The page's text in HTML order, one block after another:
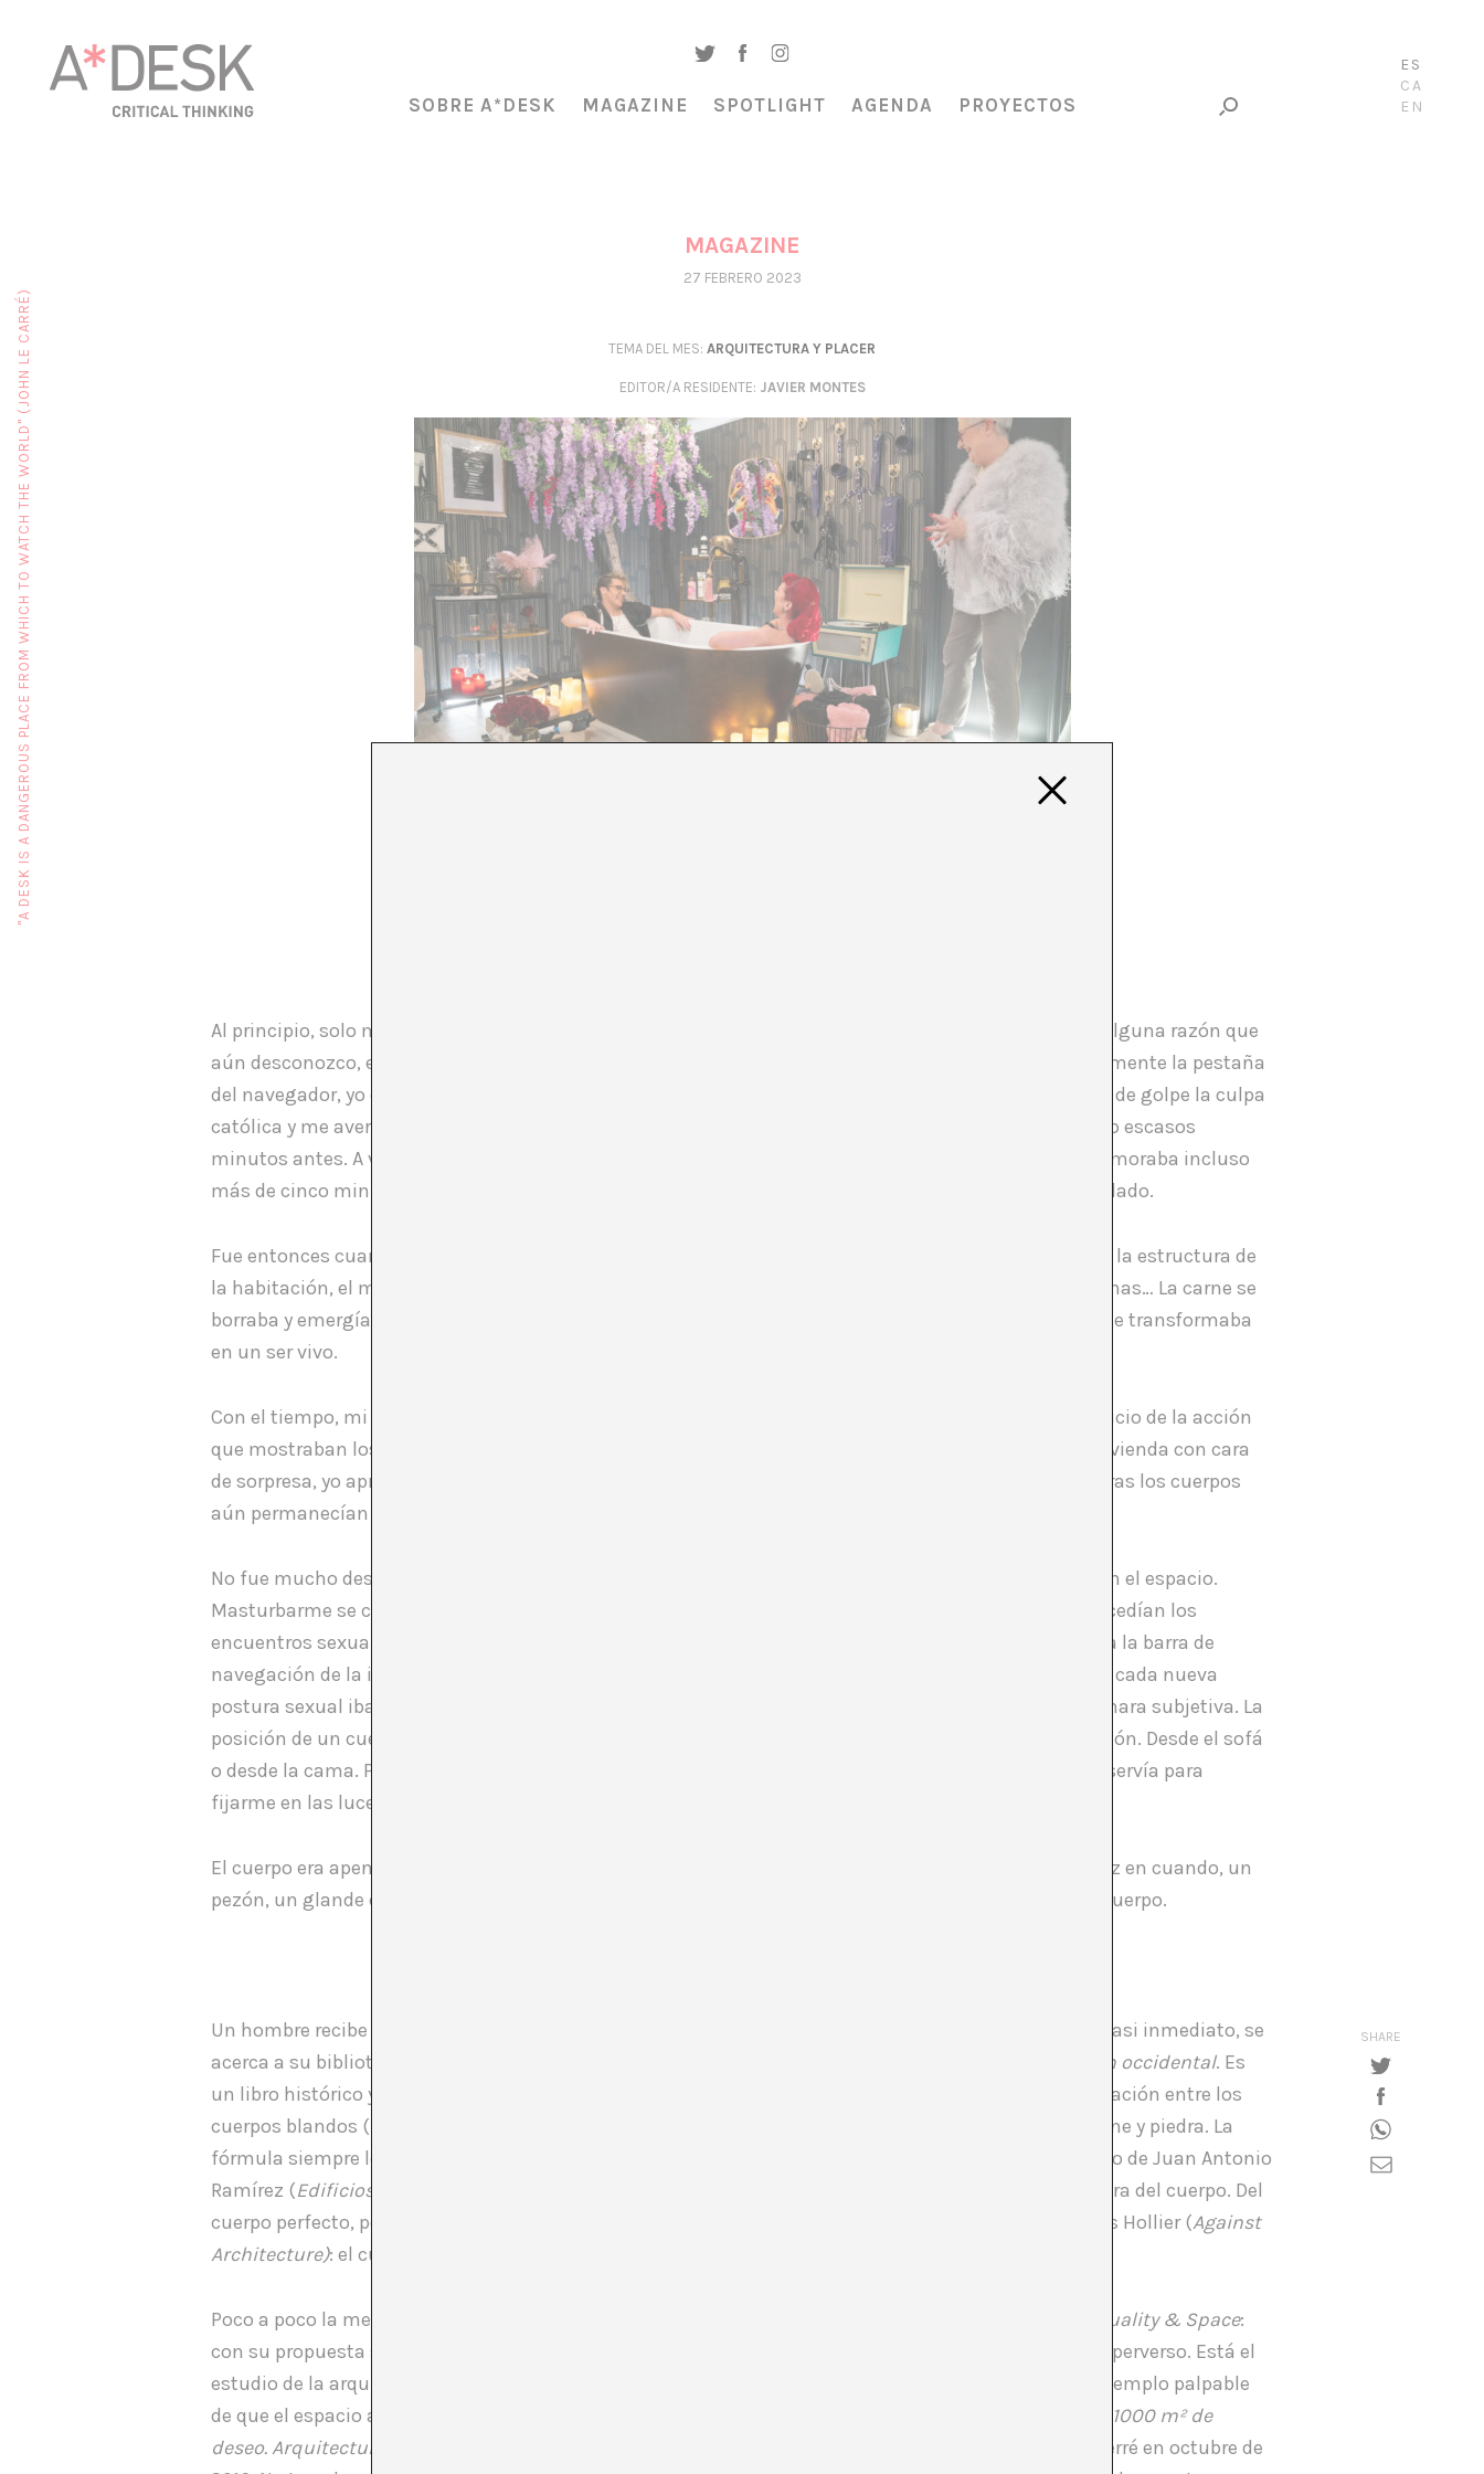
ES
CA
EN
SOBRE A*DESK MAGAZINE SPOTLIGHT AGENDA PROYECTOS
MAGAZINE
27 FEBRERO 2023
TEMA DEL MES: ARQUITECTURA Y PLACER
EDITOR/A RESIDENTE: JAVIER MONTES
Al principio, solo me sucedía después del orgasmo –el mío, no el de los protagonistas del vídeo–. Por alguna razón que
aún desconozco, en ese instante en que el deseo se disipa y uno tiende a limpiarse y cerrar inmediatamente la pestaña
del navegador, yo empecé a dejar los vídeos avanzar hasta su conclusión. En esos momentos llegaba de golpe la culpa
católica y me avergonzaba continuar observando el cuerpo de la mujer o el hombre que había deseado escasos
minutos antes. A veces apenas era nada, treinta o cuarenta segundos, pero en otras ocasiones me demoraba incluso
más de cinco minutos y no sabía qué hacer con mi mirada. Tal vez por eso comencé a mirar para otro lado.
Fue entonces cuando los cuerpos desaparecieron y el espacio se hizo presente. El color de las paredes, la estructura de
la habitación, el mobiliario, los cuadros o fotografías que colgaban de los muros, el tejido de las cortinas… La carne se
borraba y emergía la casa. El espacio se imponía y se revelaba como algo más que un fondo. La casa se transformaba
en un ser vivo.
Con el tiempo, mi atención se extendió más allá de la claudicación del deseo. Comenzó también al inicio de la acción
que mostraban los vídeos. Cuando el protagonista (hombre o mujer) abría la puerta y entraba en la vivienda con cara
de sorpresa, yo aprovechaba el máximo tiempo posible para fijarme en los detalles del edificio, mientras los cuerpos
aún permanecían vestidos.
No fue mucho después cuando la carne prácticamente dejó de importarme y me concentré del todo en el espacio.
Masturbarme se convirtió entonces en una mera excusa para explorar las habitaciones en las que sucedían los
encuentros sexuales. Pasaba hacia delante los primeros planos, intentando entrever el espacio. Movía la barra de
navegación de la imagen hasta el siguiente cambio de perspectiva. Comencé a ser consciente de que cada nueva
postura sexual iba asociada a un punto de vista concreto. Disfrutaba sobre todo con el
en cámara subjetiva. La
posición de un cuerpo a horcajadas sobre otro me proporcionaba la visión perfecta de toda la habitación. Desde el sofá
o desde la cama. Prefería el sofá porque me permitía mayor profundidad de campo. La cama solo me servía para
fijarme en las luces, las molduras, las sombras o los desconchones del techo.
El cuerpo era apenas un velo del espacio. La carne ocultaba la piedra. Una iconostasis. Solo muy de vez en cuando, un
pezón, un glande o el movimiento ondulante de unas nalgas, se imponían y mi mirada regresaba al cuerpo.
Un hombre recibe la propuesta de escribir un texto para
sobre arquitectura y placer. De modo casi inmediato, se
acerca a su biblioteca y acude a Richard Sennet.
Carne y piedra. El cuerpo y la ciudad en la civilización occidental. Es
un libro histórico y tal vez no sea lo que busca. Pero el título, en sí mismo, le ha hecho pensar en la relación entre los
cuerpos blandos (humanos) y los cuerpos duros (arquitectónicos), entre lo perecedero y lo eterno. Carne y piedra. La
fórmula siempre le ha evocado algo sensual. Un cuerpo complejo. Quizá también por eso busca el libro de Juan Antonio
Ramírez (Edificios-cuerpo
) y piensa en el cuerpo como arquitectura y en la arquitectura como metáfora del cuerpo. Del
cuerpo perfecto, pero también del cuerpo roto, agrietado, acéfalo. Lo lee en Bataille y también en Denis Hollier (Against
Architecture): el cuerpo abierto, como las anarquitecturas de Gordon Matta-Clark.
Poco a poco la mesa se le llena de libros. Están los de Beatriz Colomina, en especial su edición de Sexuality & Space:
con su propuesta sobre el voyeurismo doméstico y el célebre ensayo de Victor Burgin sobre el espacio perverso. Está el
estudio de la arquitectura de la mansión Playboy que lleva a cabo Paul B. Preciado en
, el ejemplo palpable
de que el espacio arquitectónico está atravesado por la ideología. Y está, por supuesto, el catálogo de
1000 m² de
deseo. Arquitectura y sexualidad
Rosa Ferré en octubre de
SHARE
"A DESK IS A DANGEROUS PLACE FROM WHICH TO WATCH THE WORLD" (JOHN LE CARRÉ)